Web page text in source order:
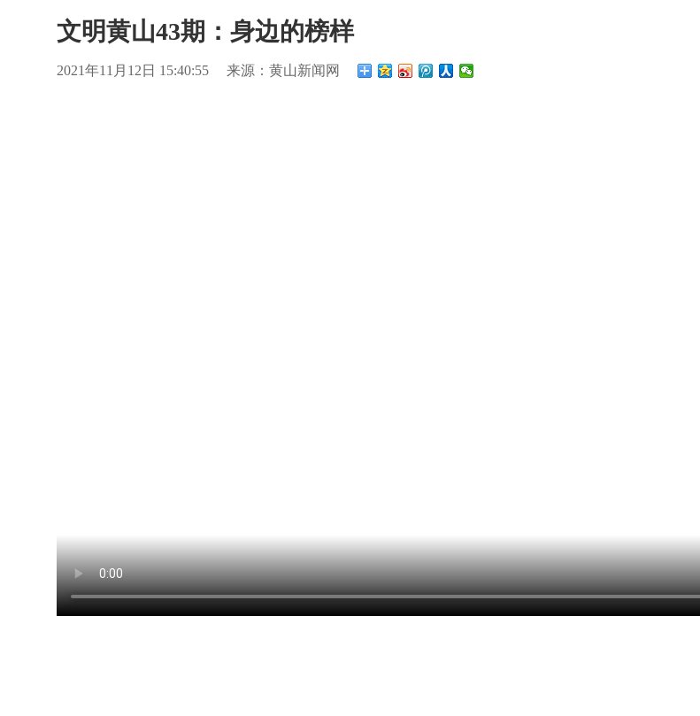
文明黄山43期：身边的榜样
2021年11月12日 15:40:55 来源：黄山新闻网